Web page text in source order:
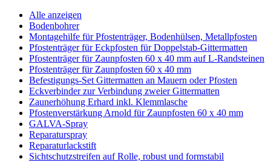
Alle anzeigen
Bodenbohrer
Montagehilfe für Pfostenträger, Bodenhülsen, Metallpfosten
Pfostenträger für Eckpfosten für Doppelstab-Gittermatten
Pfostenträger für Zaunpfosten 60 x 40 mm auf L-Randsteinen
Pfostenträger für Zaunpfosten 60 x 40 mm
Befestigungs-Set Gittermatten an Mauern oder Pfosten
Eckverbinder zur Verbindung zweier Gittermatten
Zaunerhöhung Erhard inkl. Klemmlasche
Pfostenverstärkung Arnold für Zaunpfosten 60 x 40 mm
GALVA-Spray
Reparaturspray
Reparaturlackstift
Sichtschutzstreifen auf Rolle, robust und formstabil